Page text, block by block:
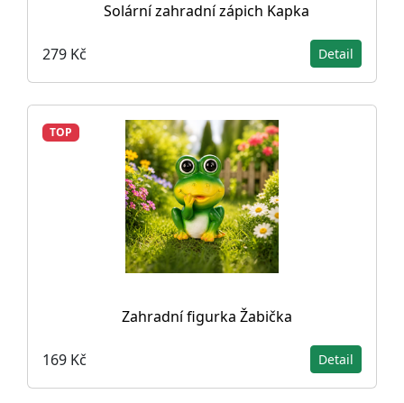
Solární zahradní zápich Kapka
279 Kč Detail
TOP
Zahradní figurka Žabička
169 Kč Detail